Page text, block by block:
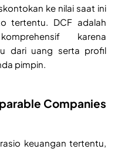
ke nilai saat ini
tertentu. DCF adalah
karena
dari uang serta profil
pimpin.
Companies
keuangan tertentu,